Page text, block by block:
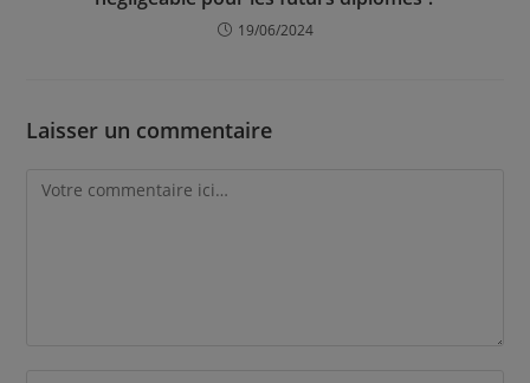
19/06/2024
Laisser un commentaire